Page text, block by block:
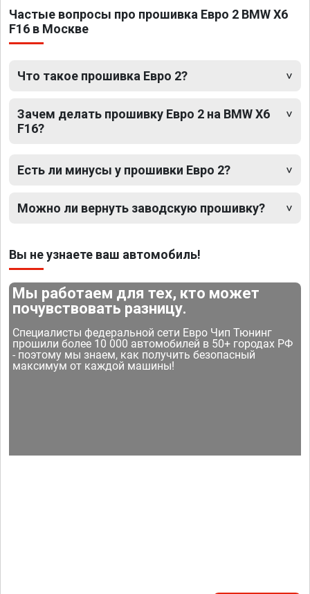
Частые вопросы про прошивка Евро 2 BMW X6
F16 в Москве
Что такое прошивка Евро 2?
Зачем делать прошивку Евро 2 на BMW X6
F16?
Есть ли минусы у прошивки Евро 2?
Можно ли вернуть заводскую прошивку?
Вы не узнаете ваш автомобиль!
Мы работаем для тех, кто может
почувствовать разницу.
Специалисты федеральной сети Евро Чип Тюнинг
прошили более 10 000 автомобилей в 50+ городах РФ
- поэтому мы знаем, как получить безопасный
максимум от каждой машины!